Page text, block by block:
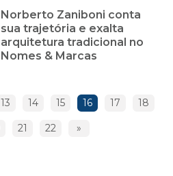
Norberto Zaniboni conta
sua trajetória e exalta
arquitetura tradicional no
Nomes & Marcas
13 14 15 16 17 18
21 22 »